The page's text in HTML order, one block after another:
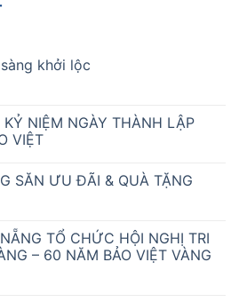
khởi lộc
NIỆM NGÀY THÀNH LẬP
VIỆT
SĂN ƯU ĐÃI & QUÀ TẶNG
TỔ CHỨC HỘI NGHỊ TRI
– 60 NĂM BẢO VIỆT VÀNG